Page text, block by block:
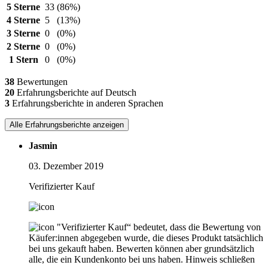
5 Sterne 33 (86%)
4 Sterne 5
(13%)
3 Sterne 0
(0%)
2 Sterne 0
(0%)
1 Stern
0 (0%)
38 Bewertungen
20 Erfahrungsberichte auf Deutsch
3 Erfahrungsberichte in anderen Sprachen
Alle Erfahrungsberichte anzeigen
Jasmin
03. Dezember 2019
Verifizierter Kauf
"Verifizierter Kauf“ bedeutet, dass die Bewertung von
Käufer:innen abgegeben wurde, die dieses Produkt tatsächlich
bei uns gekauft haben. Bewerten können aber grundsätzlich
alle, die ein Kundenkonto bei uns haben. Hinweis schließen